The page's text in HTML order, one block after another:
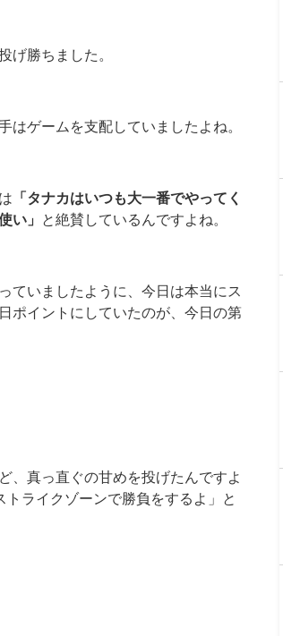
げ勝ちました。
ゲームを支配していましたよね。
「タナカはいつも大一番でやってく
い」 と絶賛しているんですよね。
いましたように、今日は本当にス
ポイントにしていたのが、今日の第
真っ直ぐの甘めを投げたんですよ
ライクゾーンで勝負をするよ」と